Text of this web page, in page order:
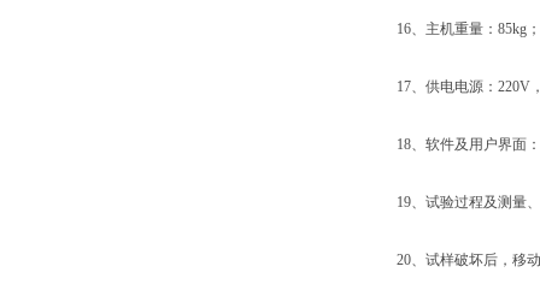
16、主机重量：85kg；
17、供电电源：220V
18、软件及用户界面：
19、试验过程及测量、
20、试样破坏后，移动